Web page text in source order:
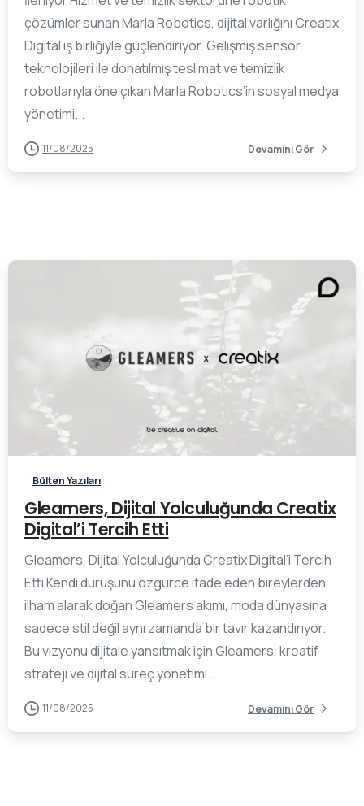
çözümler sunan Marla Robotics, dijital varlığını Creatix
Digital iş birliğiyle güçlendiriyor. Gelişmiş sensör
teknolojileri ile donatılmış teslimat ve temizlik
robotlarıyla öne çıkan Marla Robotics’in sosyal medya
yönetimi...
11/08/2025 Devamını Gör
Bülten Yazıları
Gleamers, Dijital Yolculuğunda Creatix
Digital’i Tercih Etti
Gleamers, Dijital Yolculuğunda Creatix Digital’i Tercih
Etti Kendi duruşunu özgürce ifade eden bireylerden
ilham alarak doğan Gleamers akımı, moda dünyasına
sadece stil değil aynı zamanda bir tavır kazandırıyor.
Bu vizyonu dijitale yansıtmak için Gleamers, kreatif
strateji ve dijital süreç yönetimi...
11/08/2025 Devamını Gör